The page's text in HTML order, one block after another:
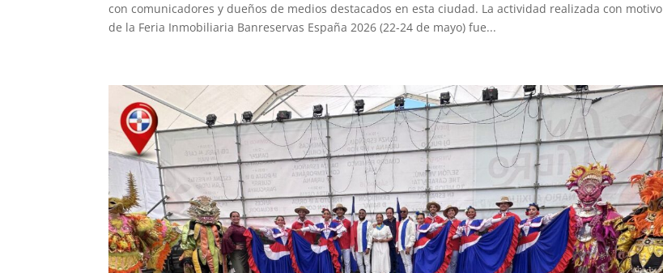
con comunicadores y dueños de medios destacados en esta ciudad. La actividad realizada con motivo
de la Feria Inmobiliaria Banreservas España 2026 (22-24 de mayo) fue...